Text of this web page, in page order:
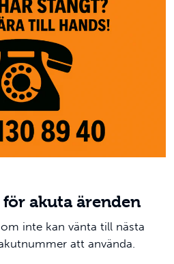
akuta ärenden
inte kan vänta till nästa
att använda.